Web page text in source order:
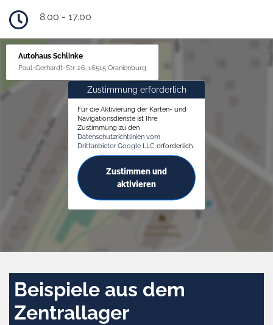
8.00 - 17.00
Autohaus Schlinke
Paul-Gerhardt-Str. 26, 16515 Oranienburg
Zustimmung erforderlich
Für die Aktivierung der Karten- und
Navigationsdienste ist Ihre
Zustimmung zu den
Datenschutzrichtlinien vom
Drittanbieter Google LLC erforderlich.
Zustimmen und
aktivieren
Beispiele aus dem
Zentrallager